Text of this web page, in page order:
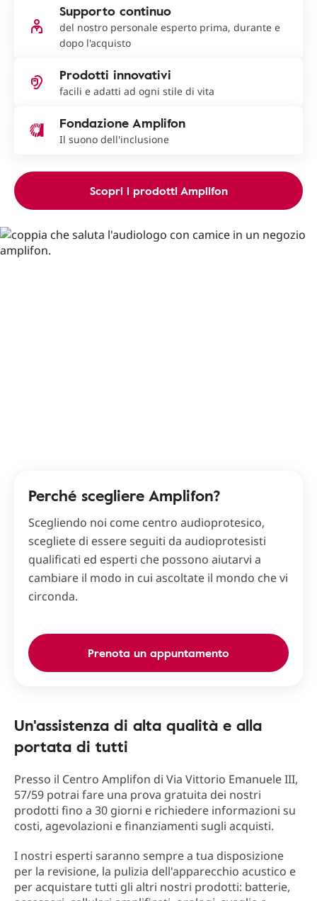
Supporto continuo
del nostro personale esperto prima, durante e
dopo l'acquisto
Prodotti innovativi
facili e adatti ad ogni stile di vita
Fondazione Amplifon
Il suono dell'inclusione
Scopri i prodotti Amplifon
Perché scegliere Amplifon?
Scegliendo noi come centro audioprotesico,
scegliete di essere seguiti da audioprotesisti
qualificati ed esperti che possono aiutarvi a
cambiare il modo in cui ascoltate il mondo che vi
circonda.
Prenota un appuntamento
Un'assistenza di alta qualità e alla
portata di tutti
Presso il Centro Amplifon di Via Vittorio Emanuele III,
57/59 potrai fare una prova gratuita dei nostri
prodotti fino a 30 giorni e richiedere informazioni su
costi, agevolazioni e finanziamenti sugli acquisti.
I nostri esperti saranno sempre a tua disposizione
per la revisione, la pulizia dell'apparecchio acustico e
per acquistare tutti gli altri nostri prodotti: batterie,